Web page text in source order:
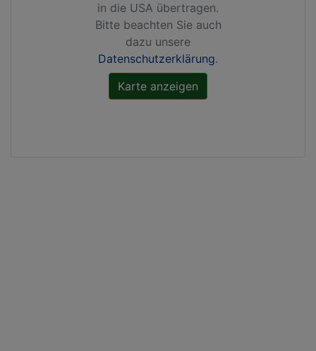
in die USA übertragen.
Bitte beachten Sie auch
dazu unsere
Datenschutzerklärung.